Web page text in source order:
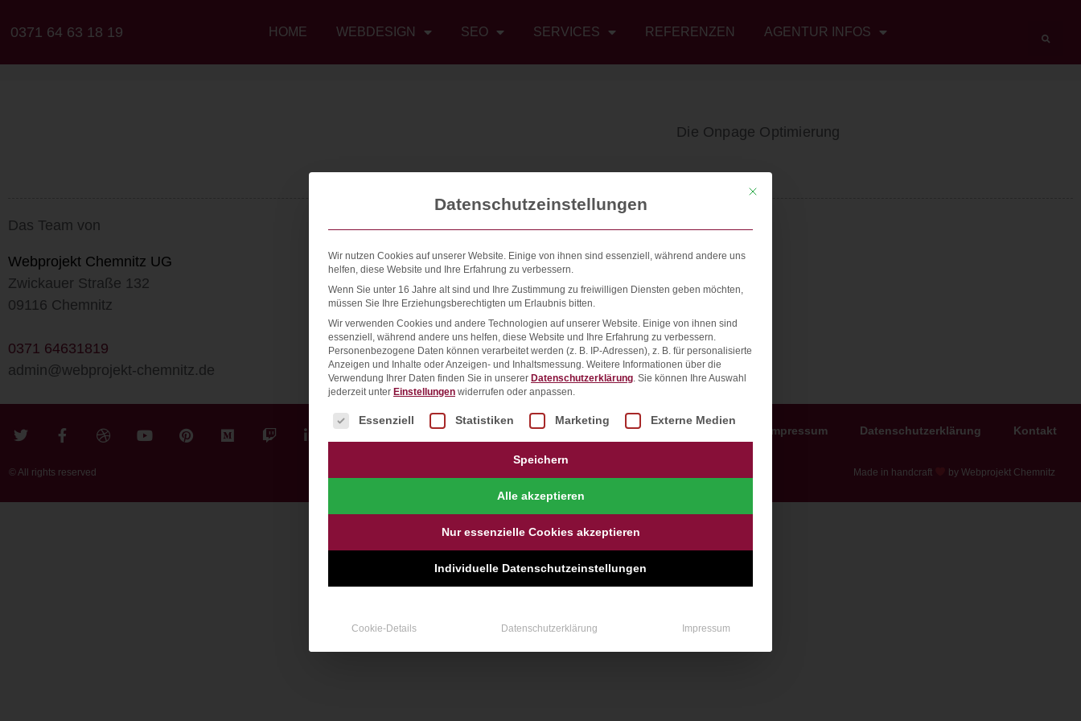
0371 64 63 18 19 HOME WEBDESIGN SEO SERVICES REFERENZEN AGENTUR INFOS
Die Onpage Optimierung
Das Team von
Webprojekt Chemnitz UG
Zwickauer Straße 132
09116 Chemnitz
0371 64631819
admin@webprojekt-chemnitz.de
Impressum Datenschutzerklärung Kontakt
© All rights reserved Made in handcraft by Webprojekt Chemnitz
Mit diesem Button wird der Dialog geschlossen. Seine Funktionalität ist
Datenschutzeinstellungen
Wir nutzen Cookies auf unserer Website. Einige von ihnen sind essenziell, während andere uns
helfen, diese Website und Ihre Erfahrung zu verbessern.
Wenn Sie unter 16 Jahre alt sind und Ihre Zustimmung zu freiwilligen Diensten geben möchten,
müssen Sie Ihre Erziehungsberechtigten um Erlaubnis bitten.
Wir verwenden Cookies und andere Technologien auf unserer Website. Einige von ihnen sind
essenziell, während andere uns helfen, diese Website und Ihre Erfahrung zu verbessern.
Personenbezogene Daten können verarbeitet werden (z. B. IP-Adressen), z. B. für personalisierte
Anzeigen und Inhalte oder Anzeigen- und Inhaltsmessung. Weitere Informationen über die
Verwendung Ihrer Daten finden Sie in unserer Datenschutzerklärung Sie können Ihre Auswahl
jederzeit unter Einstellungen widerrufen oder anpassen.
Es folgt eine Liste der Service-Gruppen, für die eine Einwilligung erteilt werden kann. Die erste Service-Gruppe ist
Essenziell Statistiken Marketing Externe Medien
Speichern
Alle akzeptieren
Nur essenzielle Cookies akzeptieren
Individuelle Datenschutzeinstellungen
Cookie-Details Datenschutzerklärung Impressum